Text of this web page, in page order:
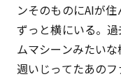
ンそのものにAIが住
ずっと横にいる。
ムマシーンみたい
週いじってたあの